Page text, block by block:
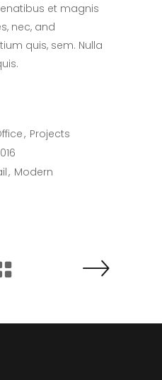
et magnis
nec, and
quis, sem. Nulla
Projects
Modern